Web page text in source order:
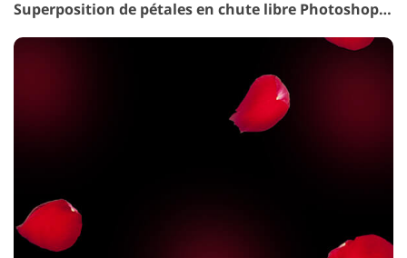
Superposition de pétales en chute libre Photoshop # 16 "Gentle Breeze"